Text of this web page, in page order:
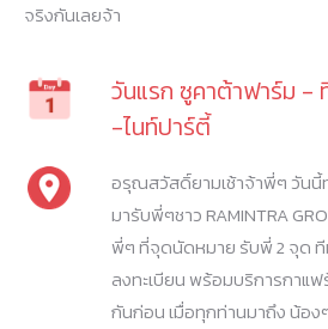
จริงกันเลยจ้า
วันแรก ซูคาต้าฟาร์ม -
-ไนท์ปาร์ตี้
อรุณสวัสดิ์ยามเช้าจ้าพี่ๆ วันนี้
มารับพี่ๆชาว RAMINTRA
พี่ๆ ที่จุดนัดหมาย รับพี่ 2 จุด ที
ลงทะเบียน พร้อมบริการกาแ
กันก่อน เมื่อทุกท่านมาถึง น้อง